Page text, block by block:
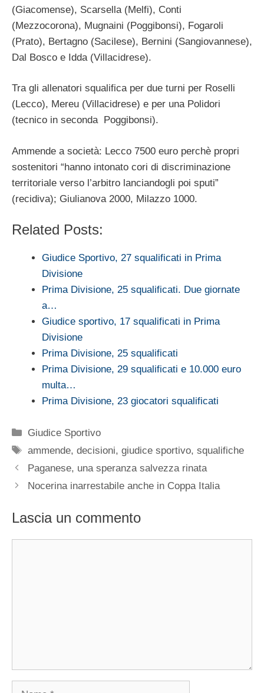
(Giacomense), Scarsella (Melfi), Conti
(Mezzocorona), Mugnaini (Poggibonsi), Fogaroli
(Prato), Bertagno (Sacilese), Bernini (Sangiovannese),
Dal Bosco e Idda (Villacidrese).
Tra gli allenatori squalifica per due turni per Roselli
(Lecco), Mereu (Villacidrese) e per una Polidori
(tecnico in seconda Poggibonsi).
Ammende a società: Lecco 7500 euro perchè propri
sostenitori “hanno intonato cori di discriminazione
territoriale verso l’arbitro lanciandogli poi sputi”
(recidiva); Giulianova 2000, Milazzo 1000.
Related Posts:
Giudice Sportivo, 27 squalificati in Prima
Divisione
Prima Divisione, 25 squalificati. Due giornate
a…
Giudice sportivo, 17 squalificati in Prima
Divisione
Prima Divisione, 25 squalificati
Prima Divisione, 29 squalificati e 10.000 euro
multa…
Prima Divisione, 23 giocatori squalificati
Categorie
Giudice Sportivo
Tag
ammende,decisioni,giudice sportivo,squalifiche
Paganese, una speranza salvezza rinata
Nocerina inarrestabile anche in Coppa Italia
Lascia un commento
Nome